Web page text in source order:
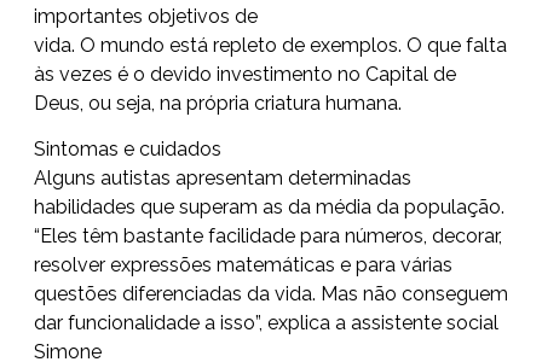
importantes objetivos de
vida. O mundo está repleto de exemplos. O que falta
às vezes é o devido investimento no Capital de
Deus, ou seja, na própria criatura humana.
Sintomas e cuidados
Alguns autistas apresentam determinadas
habilidades que superam as da média da população.
“Eles têm bastante facilidade para números, decorar,
resolver expressões matemáticas e para várias
questões diferenciadas da vida. Mas não conseguem
dar funcionalidade a isso”, explica a assistente social
Simone